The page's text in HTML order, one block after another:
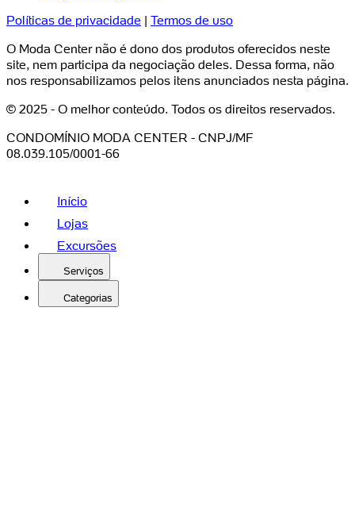
Políticas de privacidade | Termos de uso
O Moda Center não é dono dos produtos oferecidos neste
site, nem participa da negociação deles. Dessa forma, não
nos responsabilizamos pelos itens anunciados nesta página.
© 2025 - O melhor conteúdo. Todos os direitos reservados.
CONDOMÍNIO MODA CENTER - CNPJ/MF
08.039.105/0001-66
Início
Lojas
Excursões
Serviços
Categorias